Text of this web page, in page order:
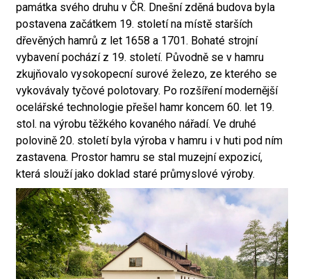
památka svého druhu v ČR. Dnešní zděná budova byla
postavena začátkem 19. století na místě starších
dřevěných hamrů z let 1658 a 1701. Bohaté strojní
vybavení pochází z 19. století. Původně se v hamru
zkujňovalo vysokopecní surové železo, ze kterého se
vykovávaly tyčové polotovary. Po rozšíření modernější
ocelářské technologie přešel hamr koncem 60. let 19.
stol. na výrobu těžkého kovaného nářadí. Ve druhé
polovině 20. století byla výroba v hamru i v huti pod ním
zastavena. Prostor hamru se stal muzejní expozicí,
která slouží jako doklad staré průmyslové výroby.